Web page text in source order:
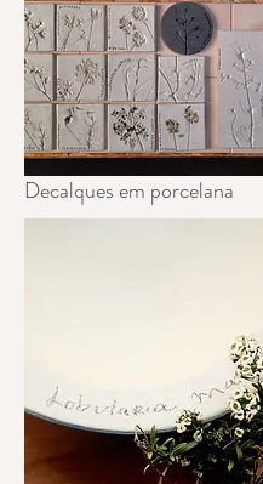
Decalques em porcelana